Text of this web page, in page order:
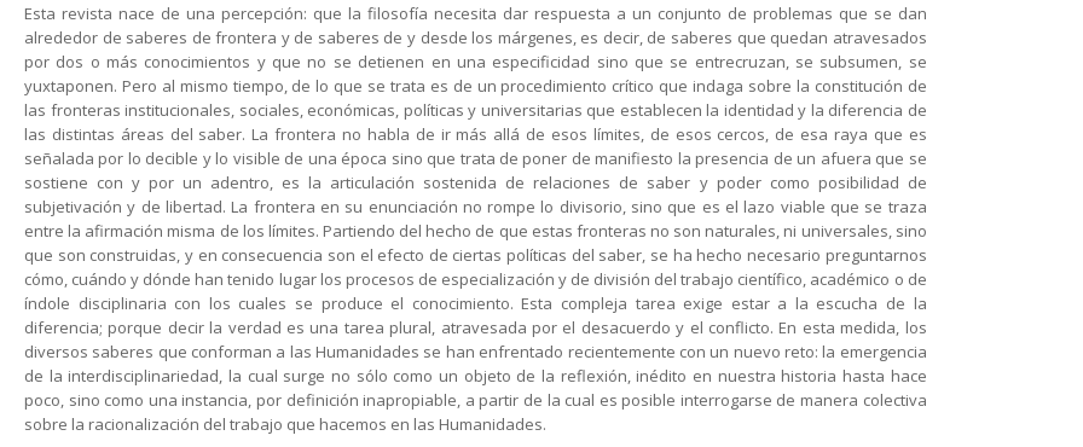
Esta revista nace de una percepción: que la filosofía necesita dar respuesta a un conjunto de problemas que se dan
alrededor de saberes de frontera y de saberes de y desde los márgenes, es decir, de saberes que quedan atravesados
por dos o más conocimientos y que no se detienen en una especificidad sino que se entrecruzan, se subsumen, se
yuxtaponen. Pero al mismo tiempo, de lo que se trata es de un procedimiento crítico que indaga sobre la constitución de
las fronteras institucionales, sociales, económicas, políticas y universitarias que establecen la identidad y la diferencia de
las distintas áreas del saber. La frontera no habla de ir más allá de esos límites, de esos cercos, de esa raya que es
señalada por lo decible y lo visible de una época sino que trata de poner de manifiesto la presencia de un afuera que se
sostiene con y por un adentro, es la articulación sostenida de relaciones de saber y poder como posibilidad de
subjetivación y de libertad. La frontera en su enunciación no rompe lo divisorio, sino que es el lazo viable que se traza
entre la afirmación misma de los límites. Partiendo del hecho de que estas fronteras no son naturales, ni universales, sino
que son construidas, y en consecuencia son el efecto de ciertas políticas del saber, se ha hecho necesario preguntarnos
cómo, cuándo y dónde han tenido lugar los procesos de especialización y de división del trabajo científico, académico o de
índole disciplinaria con los cuales se produce el conocimiento. Esta compleja tarea exige estar a la escucha de la
diferencia; porque decir la verdad es una tarea plural, atravesada por el desacuerdo y el conflicto. En esta medida, los
diversos saberes que conforman a las Humanidades se han enfrentado recientemente con un nuevo reto: la emergencia
de la interdisciplinariedad, la cual surge no sólo como un objeto de la reflexión, inédito en nuestra historia hasta hace
poco, sino como una instancia, por definición inapropiable, a partir de la cual es posible interrogarse de manera colectiva
sobre la racionalización del trabajo que hacemos en las Humanidades.